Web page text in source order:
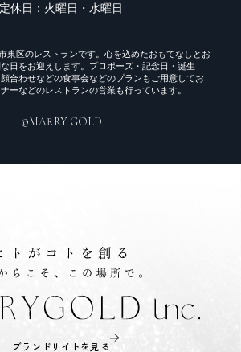
定休日：火曜日・水曜日
東区のレストランです。心を込めたおもてなしとお
日をお迎えします。プロポーズ・記念日・誕生
合わせなどの食事会などのプランもご用意してお
ーなどのレストランの営業も行っています。
©️MARRY GOLD